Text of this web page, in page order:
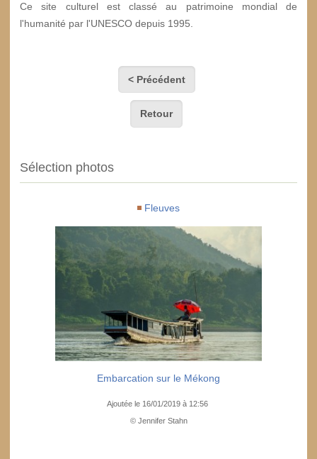
Ce site culturel est classé au patrimoine mondial de
l'humanité par l'UNESCO depuis 1995.
< Précédent
Retour
Sélection photos
Fleuves
Embarcation sur le Mékong
Ajoutée le 16/01/2019 à 12:56
© Jennifer Stahn